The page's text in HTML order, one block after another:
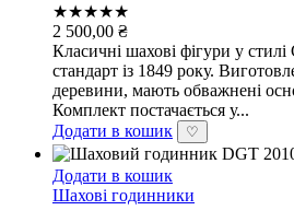
★★★★★
2 500,00 ₴
Класичні шахові фігури у
стандарт із 1849 року.
деревини, мають обважнені
Комплект постачається у...
Додати в кошик
♡
Додати в кошик
Шахові годинники